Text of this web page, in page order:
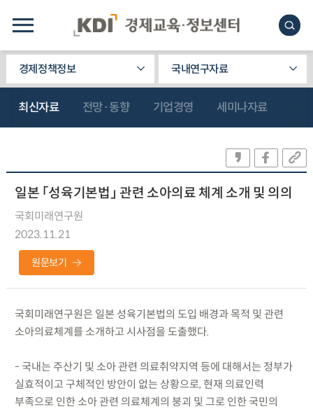
경제정책정보 국내연구자료
최신자료 전망·동향 기업경영 세미나자료
일본 「성육기본법」 관련 소아의료 체계 소개 및 의의
국회미래연구원
2023.11.21
원문보기
국회미래연구원은 일본 성육기본법의 도입 배경과 목적 및 관련
소아의료체계를 소개하고 시사점을 도출했다.
- 국내는 주산기 및 소아 관련 의료취약지역 등에 대해서는 정부가
실효적이고 구체적인 방안이 없는 상황으로, 현재 의료인력
부족으로 인한 소아 관련 의료체계의 붕괴 및 그로 인한 국민의